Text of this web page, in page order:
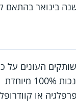
בינואר בהתאם
העונים על
מיוחדת
או